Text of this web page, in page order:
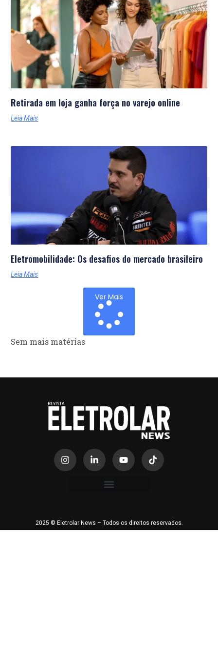
Retirada em loja ganha força no varejo online
Leia Mais
Eletromobilidade: Os desafios do mercado brasileiro
Leia Mais
Ver Mais
Sem mais matérias
2025 © Eletrolar News – Todos os direitos reservados.